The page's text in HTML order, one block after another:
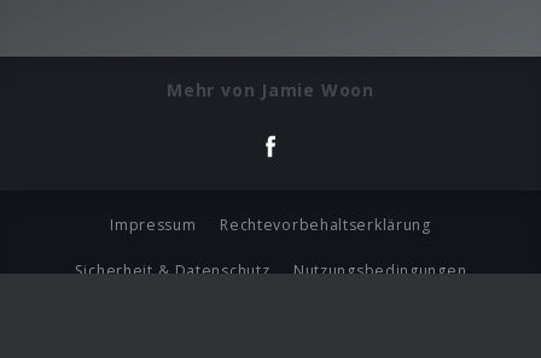
Mehr von Jamie Woon
Impressum Rechtevorbehaltserklärung
Sicherheit & Datenschutz Nutzungsbedingungen